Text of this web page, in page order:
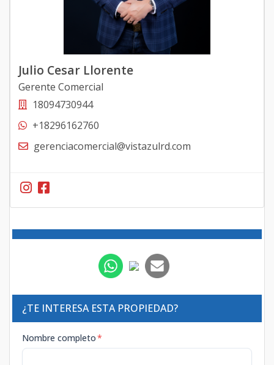
Julio Cesar Llorente
Gerente Comercial
18094730944
+18296162760
gerenciacomercial@vistazulrd.com
¿TE INTERESA ESTA PROPIEDAD?
Nombre completo*